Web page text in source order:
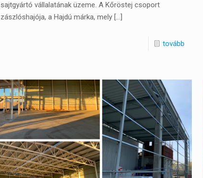
sajtgyártó vállalatának üzeme. A Kőröstej csoport
zászlóshajója, a Hajdú márka, mely […]
tovább